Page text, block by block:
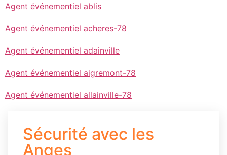
Agent événementiel ablis
Agent événementiel acheres-78
Agent événementiel adainville
Agent événementiel aigremont-78
Agent événementiel allainville-78
Sécurité avec les
Anges